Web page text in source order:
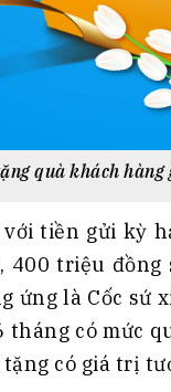
quà khách
với tiền gửi kỳ
400 triệu
ứng là Cốc sứ
có mức
có giá trị